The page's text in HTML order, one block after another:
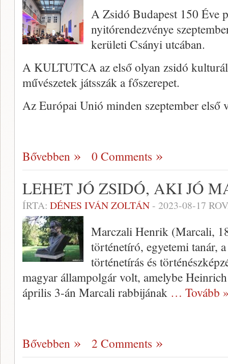
A Zsidó Budapest 150 Éve
nyitórendezvénye
kerületi Csányi utcában.
A KULTUTCA az első olyan zsidó
művészetek játsszák a főszerepet.
Az Európai Unió minden szeptember első
Bővebben 0 Comments
LEHET JÓ ZSIDÓ, AKI JÓ
ÍRTA: DÉNES IVÁN ZOLTÁN- 2023-08-17
Marczali Henrik (Marcali,
történetíró, egyetemi tanár,
történetírás és
magyar állampolgár volt, amelybe
április 3-án Marcali rabbijának … Tovább
Bővebben 2 Comments